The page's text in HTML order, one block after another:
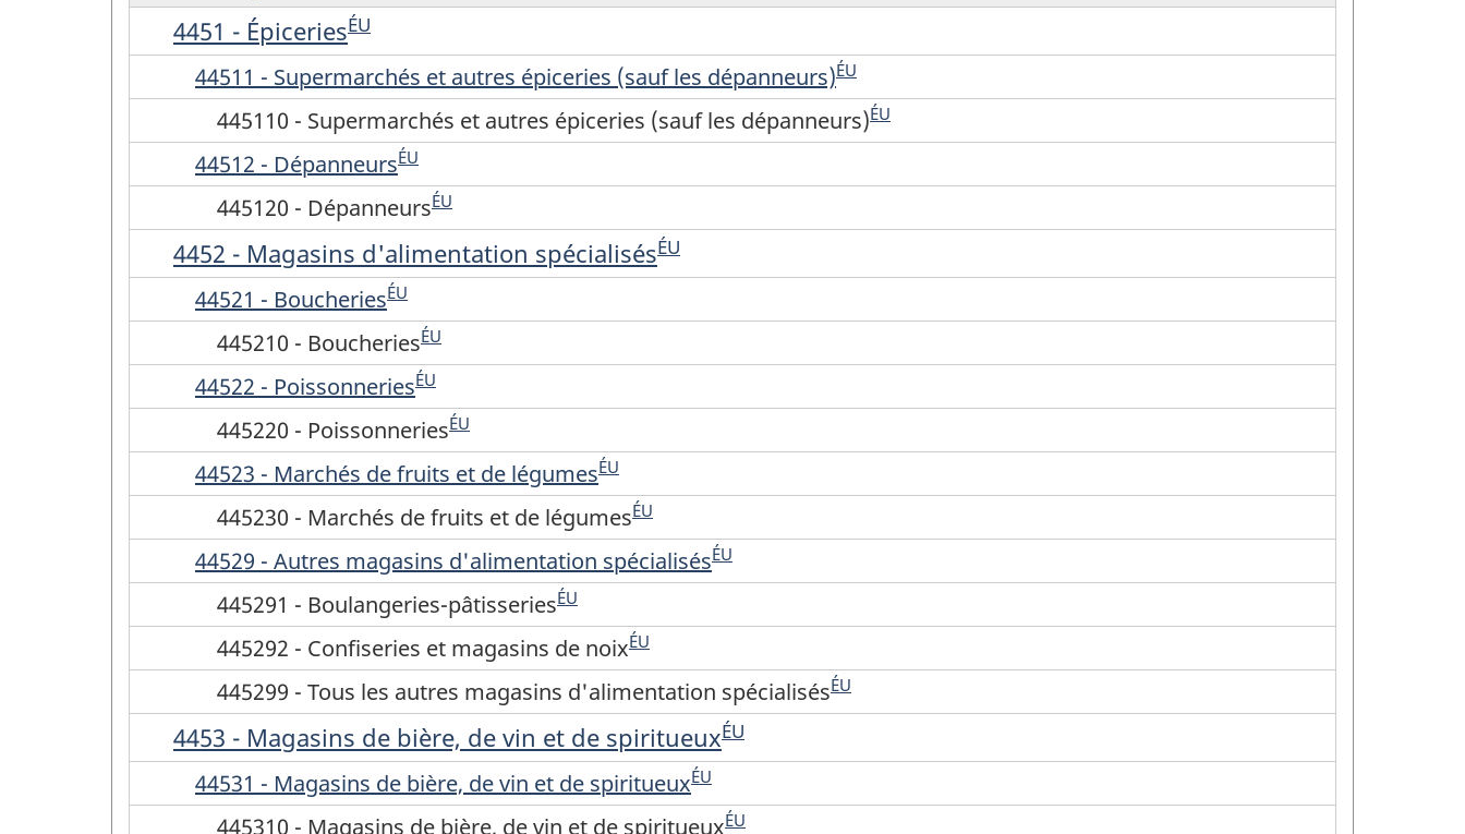
4451 - ÉpiceriesÉU
44511 - Supermarchés et autres épiceries (sauf les dépanneurs)ÉU
445110 - Supermarchés et autres épiceries (sauf les dépanneurs)ÉU
44512 - DépanneursÉU
445120 - DépanneursÉU
4452 - Magasins d'alimentation spécialisésÉU
44521 - BoucheriesÉU
445210 - BoucheriesÉU
44522 - PoissonneriesÉU
445220 - PoissonneriesÉU
44523 - Marchés de fruits et de légumesÉU
445230 - Marchés de fruits et de légumesÉU
44529 - Autres magasins d'alimentation spécialisésÉU
445291 - Boulangeries-pâtisseriesÉU
445292 - Confiseries et magasins de noixÉU
445299 - Tous les autres magasins d'alimentation spécialisésÉU
4453 - Magasins de bière, de vin et de spiritueuxÉU
44531 - Magasins de bière, de vin et de spiritueuxÉU
445310 - Magasins de bière, de vin et de spiritueuxÉU